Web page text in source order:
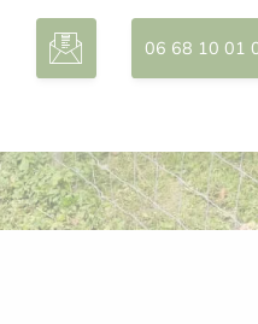
06 68 10 01